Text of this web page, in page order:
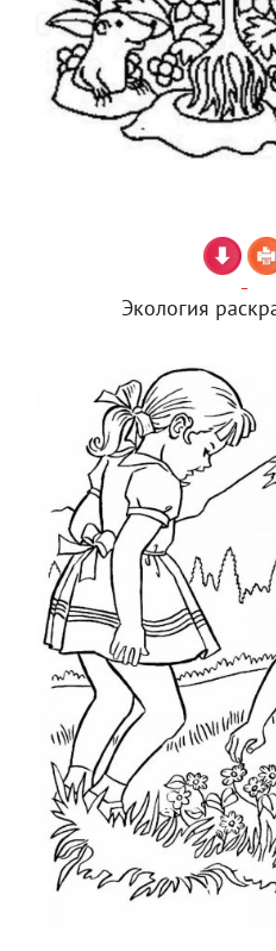
Экология